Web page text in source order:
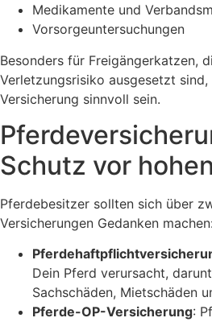
Medikamente und
Vorsorgeuntersuchungen
Besonders für Freigängerkatzen,
Verletzungsrisiko ausgesetzt sind,
Versicherung sinnvoll sein.
Schutz vor
Pferdebesitzer sollten sich über
Versicherungen Gedanken machen:
Dein Pferd verursacht,
Sachschäden, Mietschäden
Pferde-OP-Versicherung: